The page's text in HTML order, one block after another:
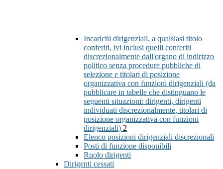
Incarichi dirigenziali, a qualsiasi titolo
conferiti, ivi inclusi quelli conferiti
discrezionalmente dall'organo di indirizzo
politico senza procedure pubbliche di
selezione e titolari di posizione
organizzativa con funzioni dirigenziali (da
pubblicare in tabelle che distinguano le
seguenti situazioni: dirigenti, dirigenti
individuati discrezionalmente, titolari di
posizione organizzativa con funzioni
dirigenziali) 2
Elenco posizioni dirigenziali discrezionali
Posti di funzione disponibili
Ruolo dirigenti
Dirigenti cessati